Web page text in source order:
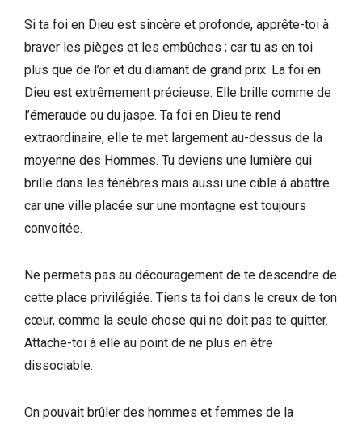
Si ta foi en Dieu est sincère et profonde, apprête-toi à
braver les pièges et les embûches ; car tu as en toi
plus que de l’or et du diamant de grand prix. La foi en
Dieu est extrêmement précieuse. Elle brille comme de
l’émeraude ou du jaspe. Ta foi en Dieu te rend
extraordinaire, elle te met largement au-dessus de la
moyenne des Hommes. Tu deviens une lumière qui
brille dans les ténèbres mais aussi une cible à abattre
car une ville placée sur une montagne est toujours
convoitée.
Ne permets pas au découragement de te descendre de
cette place privilégiée. Tiens ta foi dans le creux de ton
cœur, comme la seule chose qui ne doit pas te quitter.
Attache-toi à elle au point de ne plus en être
dissociable.
On pouvait brûler des hommes et femmes de la